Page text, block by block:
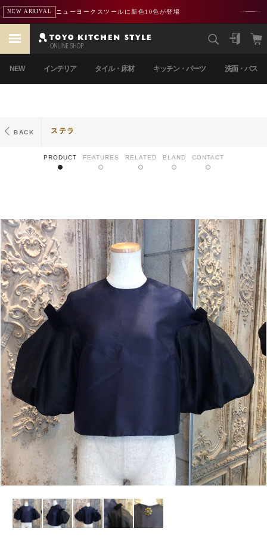
NEW ARRIVAL ニューヨークスツールに新色10色が登場
NEW インテリア タイル・床材 キッチン・パーツ 洗面・バス
BACK ステラ
PRODUCT FEATURES RELATED BLAND CONTACT